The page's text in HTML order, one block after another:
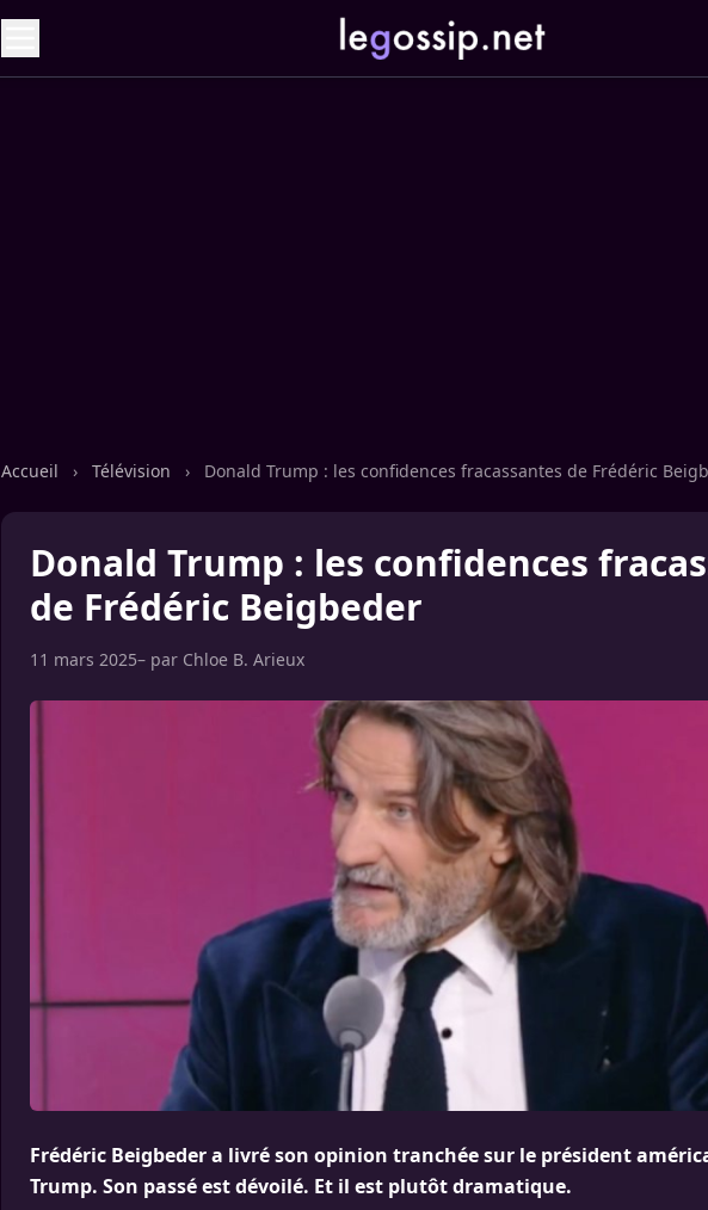
Accueil › Télévision › Donald Trump : les confidences fracassantes de Frédéric
Donald Trump : les confidences
de Frédéric Beigbeder
11 mars 2025– par Chloe B. Arieux
Frédéric Beigbeder a livré son opinion tranchée sur le président
Trump. Son passé est dévoilé. Et il est plutôt dramatique.